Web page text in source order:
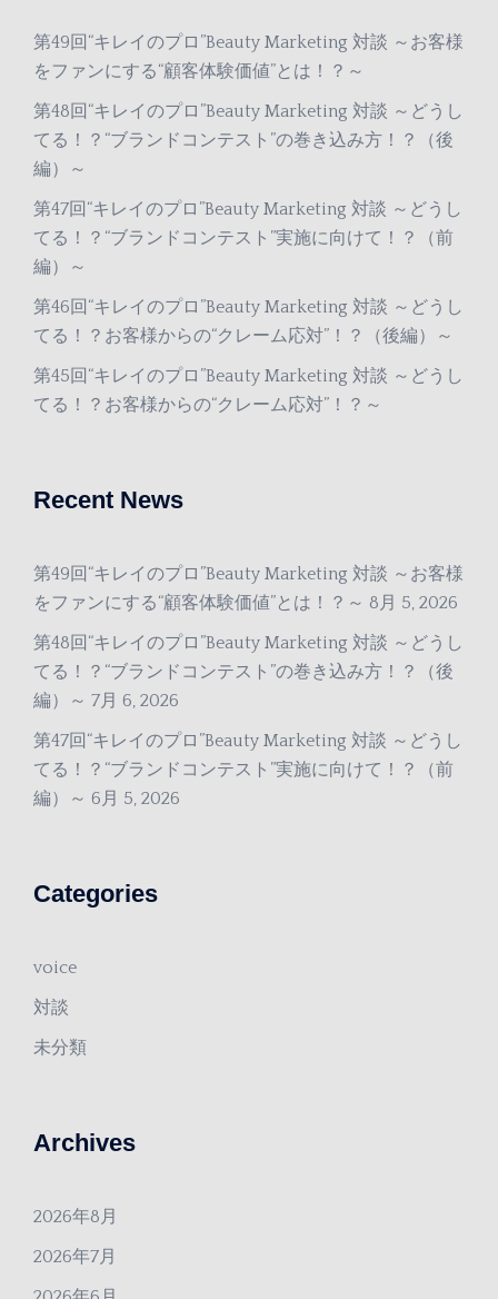
第49回“キレイのプロ”Beauty Marketing 対談 ～お客様
をファンにする“顧客体験価値”とは！？～
第48回“キレイのプロ”Beauty Marketing 対談 ～どうし
てる！？“ブランドコンテスト”の巻き込み方！？（後
編）～
第47回“キレイのプロ”Beauty Marketing 対談 ～どうし
てる！？“ブランドコンテスト”実施に向けて！？（前
編）～
第46回“キレイのプロ”Beauty Marketing 対談 ～どうし
てる！？お客様からの“クレーム応対”！？（後編）～
第45回“キレイのプロ”Beauty Marketing 対談 ～どうし
てる！？お客様からの“クレーム応対”！？～
Recent News
第49回“キレイのプロ”Beauty Marketing 対談 ～お客様
をファンにする“顧客体験価値”とは！？～ 8月 5, 2026
第48回“キレイのプロ”Beauty Marketing 対談 ～どうし
てる！？“ブランドコンテスト”の巻き込み方！？（後
編）～ 7月 6, 2026
第47回“キレイのプロ”Beauty Marketing 対談 ～どうし
てる！？“ブランドコンテスト”実施に向けて！？（前
編）～ 6月 5, 2026
Categories
voice
対談
未分類
Archives
2026年8月
2026年7月